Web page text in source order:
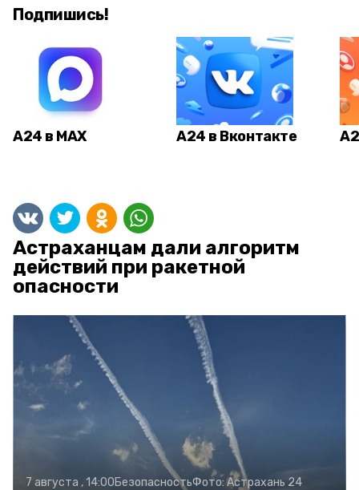
Подпишись!
А24 в MAX А24 в Вконтакте
Астраханцам дали алгоритм
действий при ракетной
опасности
7 августа , 14:00БезопасностьФото: Астрахань 24